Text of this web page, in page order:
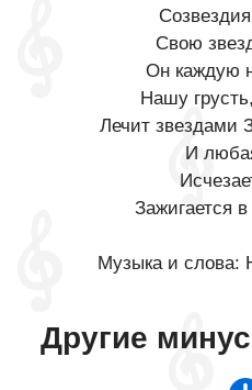
Свою
Он каждую
Нашу
Лечит звездами
И
Зажигается
Музыка и слова:
Другие